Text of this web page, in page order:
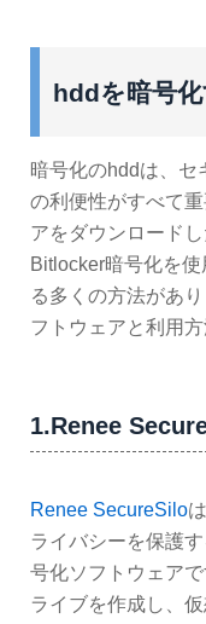
hddを暗号
暗号化のhddは、セ
の利便性がすべて
アをダウンロード
Bitlocker暗号化を
る多くの方法があ
フトウェアと利用
1.Renee
Renee SecureSilo
ライバシーを保護
号化ソフトウェア
ライブを作成し、